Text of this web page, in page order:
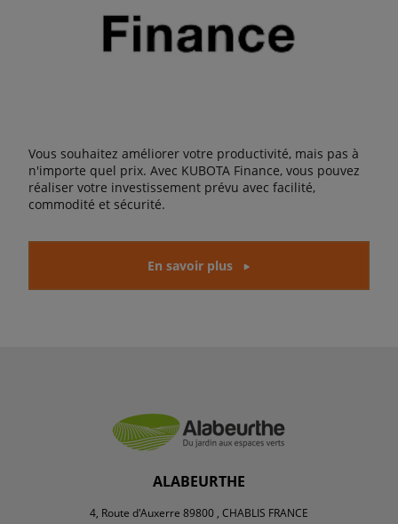
Vous souhaitez améliorer votre productivité, mais pas à
n'importe quel prix. Avec KUBOTA Finance, vous pouvez
réaliser votre investissement prévu avec facilité,
commodité et sécurité.
En savoir plus
ALABEURTHE
4, Route d'Auxerre 89800 , CHABLIS FRANCE